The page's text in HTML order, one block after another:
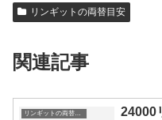
リンギットの両替目安
関連記事
リンギットの両替目安
24000